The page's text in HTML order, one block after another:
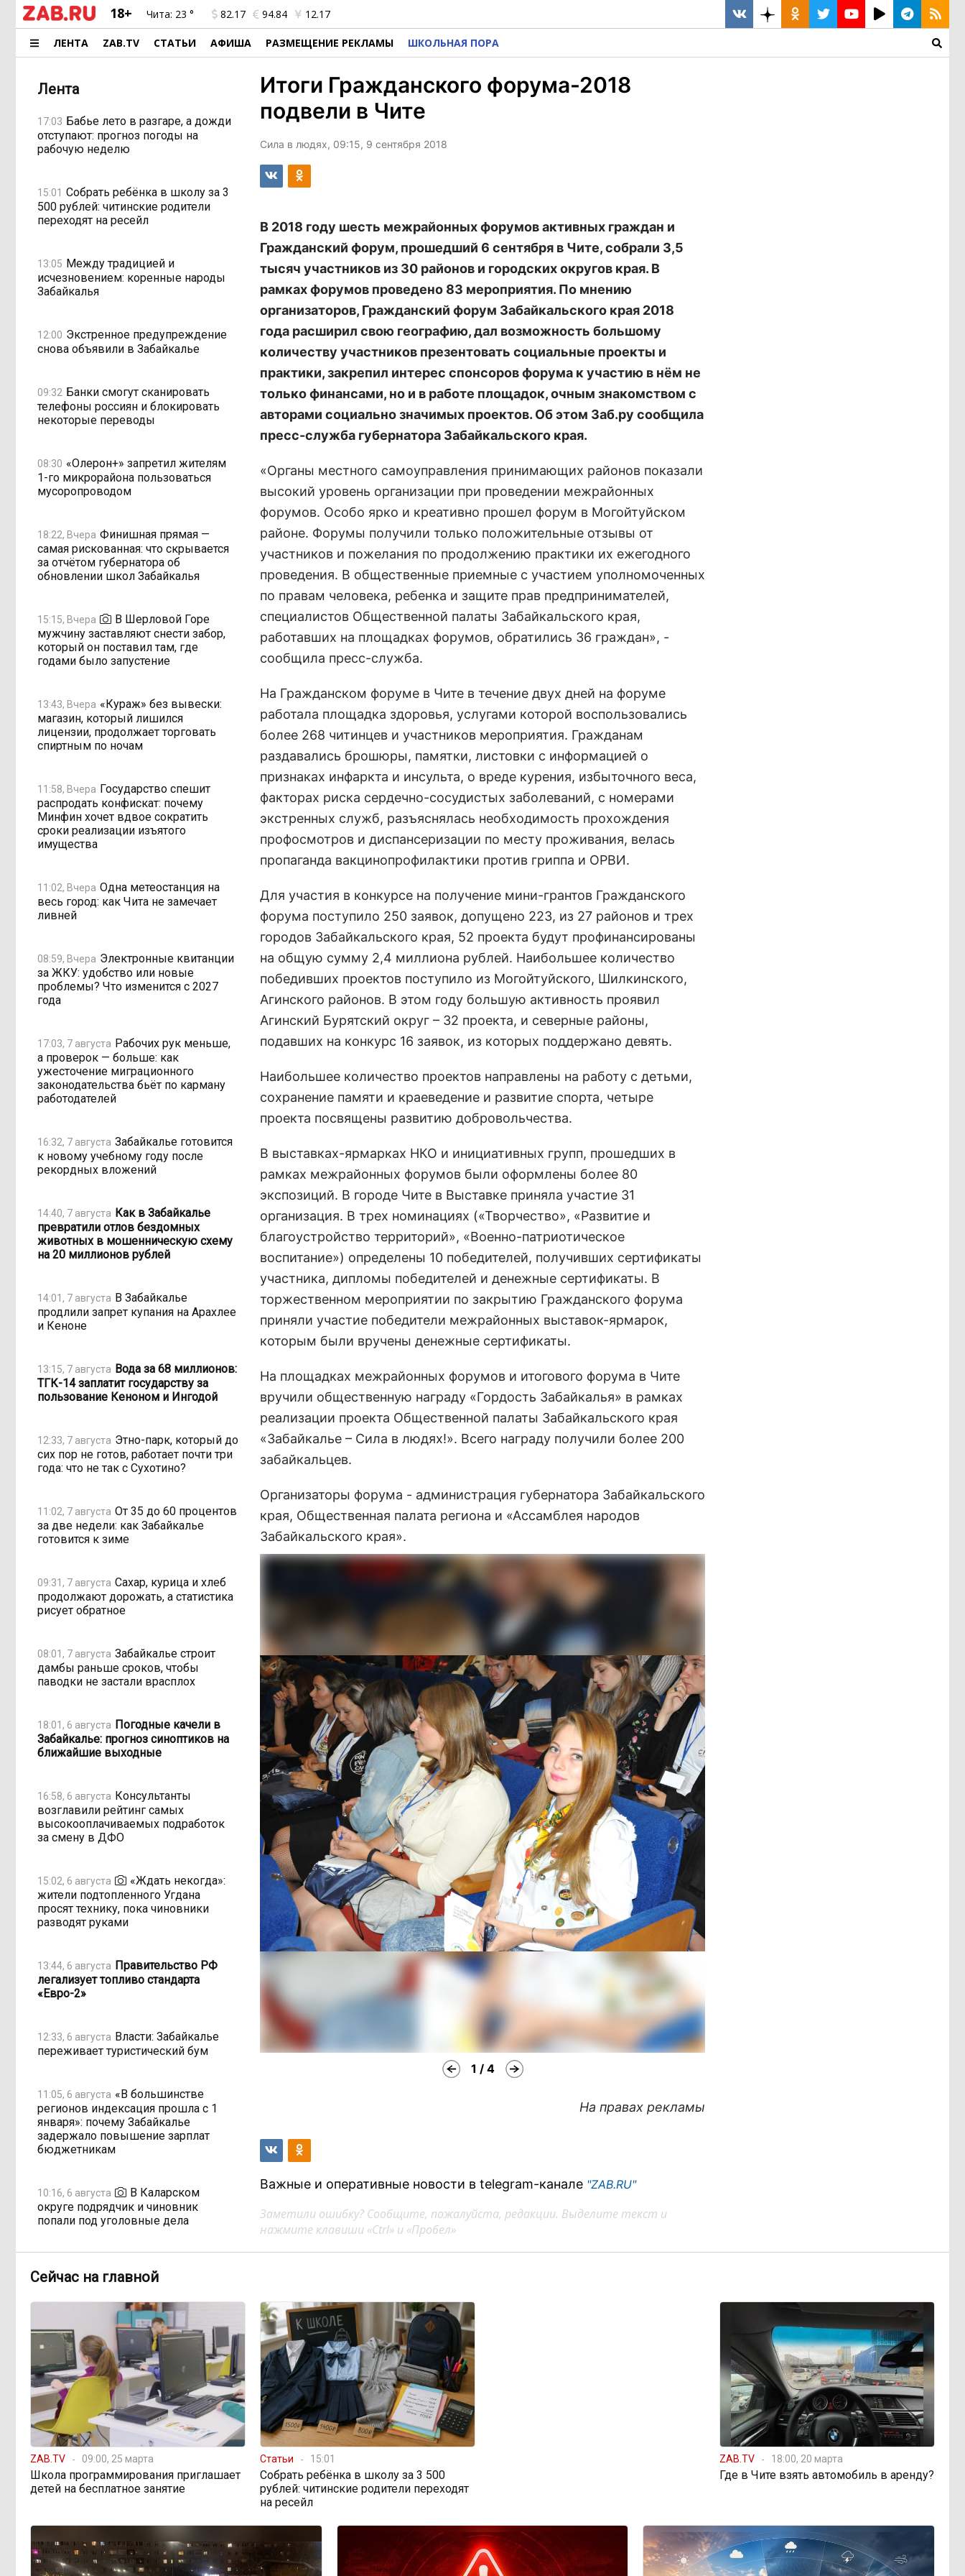
18+ Чита: 23 ° 82.17 94.84 12.17
ЛЕНТА ZAB.TV СТАТЬИ АФИША РАЗМЕЩЕНИЕ РЕКЛАМЫ ШКОЛЬНАЯ ПОРА
Лента
17:03 Бабье лето в разгаре, а дожди
отступают: прогноз погоды на
рабочую неделю
15:01 Собрать ребёнка в школу за 3
500 рублей: читинские родители
переходят на ресейл
13:05 Между традицией и
исчезновением: коренные народы
Забайкалья
12:00 Экстренное предупреждение
снова объявили в Забайкалье
09:32 Банки смогут сканировать
телефоны россиян и блокировать
некоторые переводы
08:30 «Олерон+» запретил жителям
1-го микрорайона пользоваться
мусоропроводом
18:22, Вчера Финишная прямая —
самая рискованная: что скрывается
за отчётом губернатора об
обновлении школ Забайкалья
15:15, Вчера
В Шерловой Горе
мужчину заставляют снести забор,
который он поставил там, где
годами было запустение
13:43, Вчера «Кураж» без вывески:
магазин, который лишился
лицензии, продолжает торговать
спиртным по ночам
11:58, Вчера Государство спешит
распродать конфискат: почему
Минфин хочет вдвое сократить
сроки реализации изъятого
имущества
11:02, Вчера Одна метеостанция на
весь город: как Чита не замечает
ливней
08:59, Вчера Электронные квитанции
за ЖКУ: удобство или новые
проблемы? Что изменится с 2027
года
17:03, 7 августа Рабочих рук меньше,
а проверок — больше: как
ужесточение миграционного
законодательства бьёт по карману
работодателей
16:32, 7 августа Забайкалье готовится
к новому учебному году после
рекордных вложений
14:40, 7 августа Как в Забайкалье
превратили отлов бездомных
животных в мошенническую схему
на 20 миллионов рублей
14:01, 7 августа В Забайкалье
продлили запрет купания на Арахлее
и Кеноне
13:15, 7 августа Вода за 68 миллионов:
ТГК-14 заплатит государству за
пользование Кеноном и Ингодой
12:33, 7 августа Этно-парк, который до
сих пор не готов, работает почти три
года: что не так с Сухотино?
11:02, 7 августа От 35 до 60 процентов
за две недели: как Забайкалье
готовится к зиме
09:31, 7 августа Сахар, курица и хлеб
продолжают дорожать, а статистика
рисует обратное
08:01, 7 августа Забайкалье строит
дамбы раньше сроков, чтобы
паводки не застали врасплох
18:01, 6 августа Погодные качели в
Забайкалье: прогноз синоптиков на
ближайшие выходные
16:58, 6 августа Консультанты
возглавили рейтинг самых
высокооплачиваемых подработок
за смену в ДФО
15:02, 6 августа
«Ждать некогда»:
жители подтопленного Угдана
просят технику, пока чиновники
разводят руками
13:44, 6 августа Правительство РФ
легализует топливо стандарта
«Евро-2»
12:33, 6 августа Власти: Забайкалье
переживает туристический бум
11:05, 6 августа «В большинстве
регионов индексация прошла с 1
января»: почему Забайкалье
задержало повышение зарплат
бюджетникам
10:16, 6 августа
В Каларском
округе подрядчик и чиновник
попали под уголовные дела
улетели в Омск: как Забайкалье
08:15, 6 августа
Депутат Госдумы
объяснил «неполноценность»
женщин библейским сюжетом
Итоги Гражданского форума-2018
подвели в Чите
Сила в людях, 09:15, 9 сентября 2018
В 2018 году шесть межрайонных форумов активных граждан и
Гражданский форум, прошедший 6 сентября в Чите, собрали 3,5
тысяч участников из 30 районов и городских округов края. В
рамках форумов проведено 83 мероприятия. По мнению
организаторов, Гражданский форум Забайкальского края 2018
года расширил свою географию, дал возможность большому
количеству участников презентовать социальные проекты и
практики, закрепил интерес спонсоров форума к участию в нём не
только финансами, но и в работе площадок, очным знакомством с
авторами социально значимых проектов. Об этом Заб.ру сообщила
пресс-служба губернатора Забайкальского края.
«Органы местного самоуправления принимающих районов показали
высокий уровень организации при проведении межрайонных
форумов. Особо ярко и креативно прошел форум в Могойтуйском
районе. Форумы получили только положительные отзывы от
участников и пожелания по продолжению практики их ежегодного
проведения. В общественные приемные с участием уполномоченных
по правам человека, ребенка и защите прав предпринимателей,
специалистов Общественной палаты Забайкальского края,
работавших на площадках форумов, обратились 36 граждан», -
сообщила пресс-служба.
На Гражданском форуме в Чите в течение двух дней на форуме
работала площадка здоровья, услугами которой воспользовались
более 268 читинцев и участников мероприятия. Гражданам
раздавались брошюры, памятки, листовки с информацией о
признаках инфаркта и инсульта, о вреде курения, избыточного веса,
факторах риска сердечно-сосудистых заболеваний, с номерами
экстренных служб, разъяснялась необходимость прохождения
профосмотров и диспансеризации по месту проживания, велась
пропаганда вакцинопрофилактики против гриппа и ОРВИ.
Для участия в конкурсе на получение мини-грантов Гражданского
форума поступило 250 заявок, допущено 223, из 27 районов и трех
городов Забайкальского края, 52 проекта будут профинансированы
на общую сумму 2,4 миллиона рублей. Наибольшее количество
победивших проектов поступило из Могойтуйского, Шилкинского,
Агинского районов. В этом году большую активность проявил
Агинский Бурятский округ – 32 проекта, и северные районы,
подавших на конкурс 16 заявок, из которых поддержано девять.
Наибольшее количество проектов направлены на работу с детьми,
сохранение памяти и краеведение и развитие спорта, четыре
проекта посвящены развитию добровольчества.
В выставках-ярмарках НКО и инициативных групп, прошедших в
рамках межрайонных форумов были оформлены более 80
экспозиций. В городе Чите в Выставке приняла участие 31
организация. В трех номинациях («Творчество», «Развитие и
благоустройство территорий», «Военно-патриотическое
воспитание») определены 10 победителей, получивших сертификаты
участника, дипломы победителей и денежные сертификаты. В
торжественном мероприятии по закрытию Гражданского форума
приняли участие победители межрайонных выставок-ярмарок,
которым были вручены денежные сертификаты.
На площадках межрайонных форумов и итогового форума в Чите
вручили общественную награду «Гордость Забайкалья» в рамках
реализации проекта Общественной палаты Забайкальского края
«Забайкалье – Сила в людях!». Всего награду получили более 200
забайкальцев.
Организаторы форума - администрация губернатора Забайкальского
края, Общественная палата региона и «Ассамблея народов
Забайкальского края».
1 / 4
На правах рекламы
Важные и оперативные новости в telegram-канале "ZAB.RU"
Заметили ошибку? Сообщите, пожалуйста, редакции. Выделите текст и
нажмите клавиши «Ctrl» и «Пробел»
Сейчас на главной
ZAB.TV 09:00, 25 марта
Школа программирования приглашает
детей на бесплатное занятие
Статьи 15:01
Собрать ребёнка в школу за 3 500
рублей: читинские родители переходят
на ресейл
ZAB.TV 18:00, 20 марта
Где в Чите взять автомобиль в аренду?